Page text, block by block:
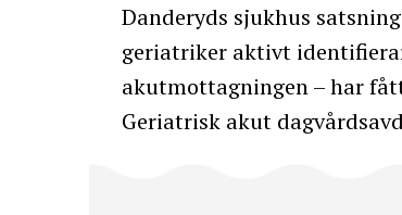
Danderyds sjukhus
geriatriker aktivt
akutmottagningen – har
Geriatrisk akut